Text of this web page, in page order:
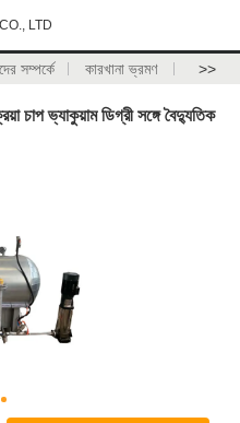
LTD
সম্পর্কে কারখানা ভ্রমণ >>
চাপ ভ্যাকুয়াম ডিগ্রী সঙ্গে বৈদ্যুতিক